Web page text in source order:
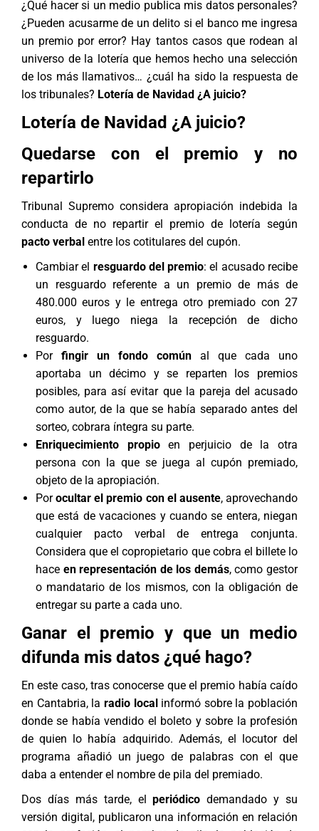
¿Qué hacer si un medio publica mis datos personales?
¿Pueden acusarme de un delito si el banco me ingresa
un premio por error? Hay tantos casos que rodean al
universo de la lotería que hemos hecho una selección
de los más llamativos… ¿cuál ha sido la respuesta de
los tribunales? Lotería de Navidad ¿A juicio?
Lotería de Navidad ¿A juicio?
Quedarse con el premio y no
repartirlo
Tribunal Supremo considera apropiación indebida la
conducta de no repartir el premio de lotería según
pacto verbal entre los cotitulares del cupón.
Cambiar el resguardo del premio: el acusado recibe
un resguardo referente a un premio de más de
480.000 euros y le entrega otro premiado con 27
euros, y luego niega la recepción de dicho
resguardo.
Por fingir un fondo común al que cada uno
aportaba un décimo y se reparten los premios
posibles, para así evitar que la pareja del acusado
como autor, de la que se había separado antes del
sorteo, cobrara íntegra su parte.
Enriquecimiento propioen perjuicio de la otra
persona con la que se juega al cupón premiado,
objeto de la apropiación.
Porocultar el premio con el ausente, aprovechando
que está de vacaciones y cuando se entera, niegan
cualquier pacto verbal de entrega conjunta.
Considera que el copropietario que cobra el billete lo
hace en representación de los demás, como gestor
o mandatario de los mismos, con la obligación de
entregar su parte a cada uno.
Ganar el premio y que un medio
difunda mis datos ¿qué hago?
En este caso, tras conocerse que el premio había caído
en Cantabria, la radio local informó sobre la población
donde se había vendido el boleto y sobre la profesión
de quien lo había adquirido. Además, el locutor del
programa añadió un juego de palabras con el que
daba a entender el nombre de pila del premiado.
Dos días más tarde, elperiódico demandado y su
versión digital, publicaron una información en relación